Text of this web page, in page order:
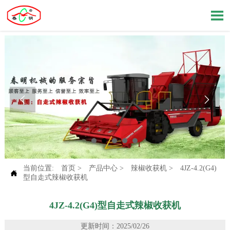

 

当前位置: 首页 > 产品中心> 辣椒收获机>
4JZ-4.2(G4)
型自走式辣椒收获机
4JZ-4.2(G4)型自走式辣椒收获机
更新时间：2025/02/26